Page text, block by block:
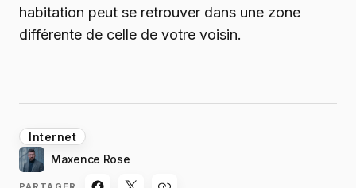
habitation peut se retrouver dans une zone
différente de celle de votre voisin.
Internet
Maxence Rose